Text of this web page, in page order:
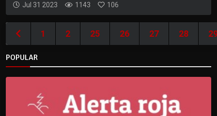
Jul 31 2023 1143 106
1 2 25 26 27 28
POPULAR